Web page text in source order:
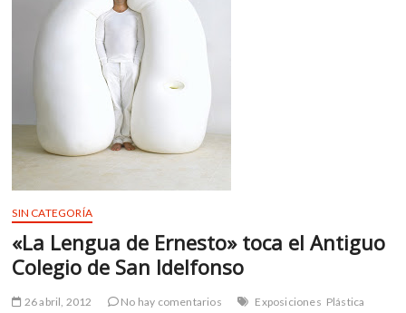
SIN CATEGORÍA
«La Lengua de Ernesto» toca el Antiguo
Colegio de San Idelfonso
26 abril, 2012 No hay comentarios Exposiciones Plástica